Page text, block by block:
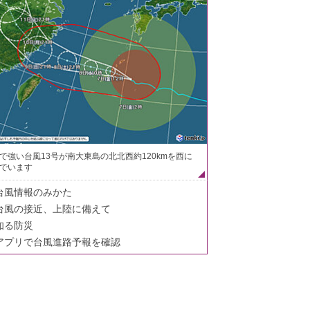
強い台風13号が南大東島の北北西約120kmを西に
います
風情報のみかた
風の接近、上陸に備えて
る防災
プリで台風進路予報を確認